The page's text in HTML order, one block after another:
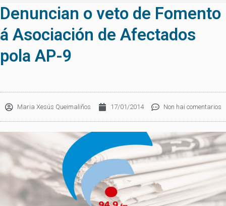
Denuncian o veto de Fomento
á Asociación de Afectados
pola AP-9
Maria Xesús Queimaliños 17/01/2014 Non hai comentarios